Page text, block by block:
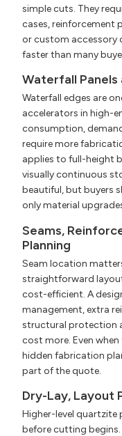
simple cuts. They
cases, reinforcement
or custom accessory
faster than many
Waterfall Panels
Waterfall edges are
accelerators in high-
consumption,
require more
applies to full-height
visually continuous
beautiful, but buyers
only material
Seams,
Planning
Seam location
straightforward
cost-efficient. A
management, extra
structural protection
cost more. Even
hidden fabrication
part of the quote.
Dry-Lay, Layout
Higher-level quartzite
before cutting begins.